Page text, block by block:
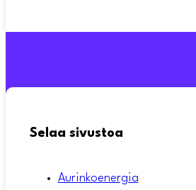
Selaa sivustoa
Aurinkoenergia